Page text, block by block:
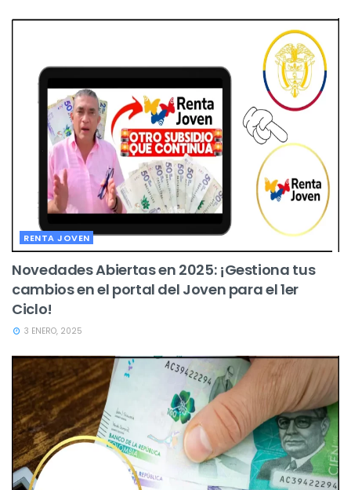
RENTA JOVEN
Novedades Abiertas en 2025: ¡Gestiona tus
cambios en el portal del Joven para el 1er
Ciclo!
3 ENERO, 2025